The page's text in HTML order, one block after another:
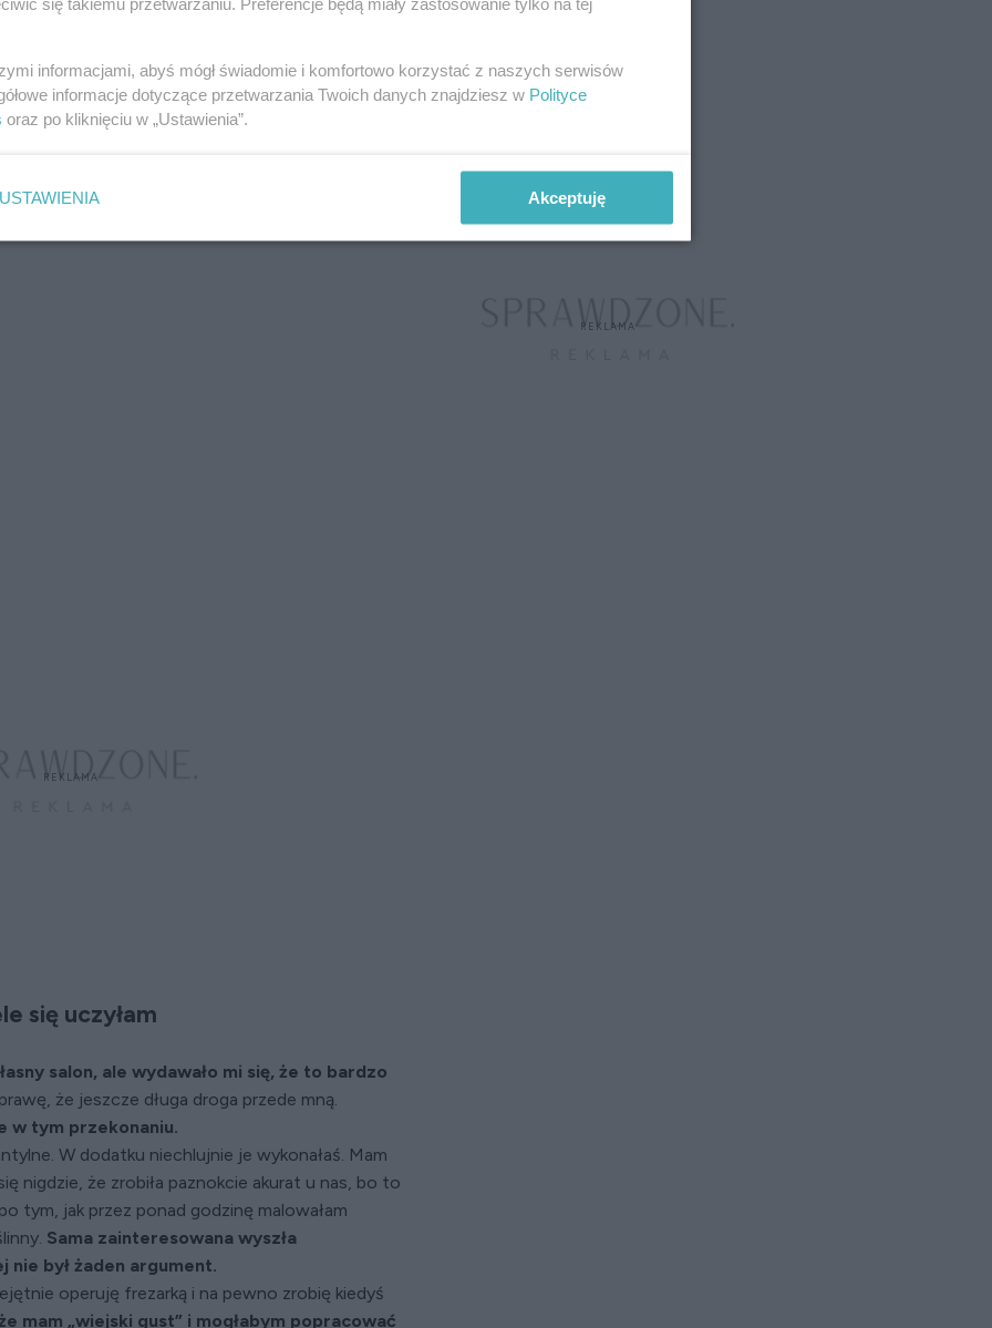
szefowa.
praca to poważna sprawa i że obowiązek to
że mam szansę pracować w tak renomowanym
z najlepszych w mieście). A że nie zawsze
że nie ma miejsca, w którym zawsze jest
się uczyłam
salon, ale wydawało mi się, że to bardzo
że jeszcze długa droga przede mną.
w tym przekonaniu.
W dodatku niechlujnie je wykonałaś. Mam
nigdzie, że zrobiła paznokcie akurat u nas, bo to
tym, jak przez ponad godzinę malowałam
Sama zainteresowana wyszła
nie był żaden argument.
operuję frezarką i na pewno zrobię kiedyś
mam „wiejski gust” i mogłabym popracować
informacjami, abyś mógł świadomie i komfortowo korzystać z naszych serwisów
informacje dotyczące przetwarzania Twoich danych znajdziesz w Polityce
oraz po kliknięciu w „Ustawienia”.
USTAWIENIA Akceptuję